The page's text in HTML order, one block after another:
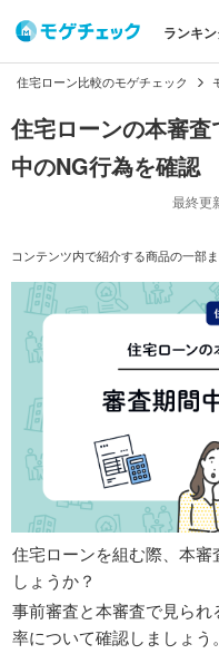
ランキ
住宅ローン比較のモゲチェック
住宅ローンの本審
中のNG行為を確認
最終更
コンテンツ内で紹介する商品の一部
住宅ローンを組む際、本
しょうか？
事前審査と本審査で見ら
率について確認しましょう。